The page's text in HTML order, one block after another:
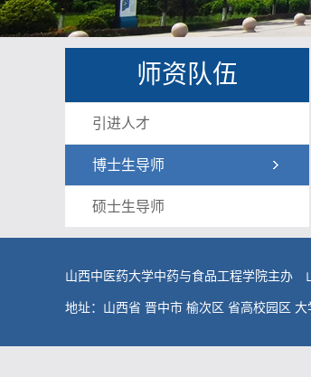
师资队伍
引进人才
博士生导师
硕士生导师
山西中医药大学中药与食品工程学院主办
地址：山西省 晋中市 榆次区 省高校园区